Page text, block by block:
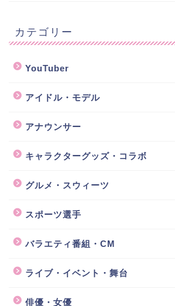
カテゴリー
YouTuber
アイドル・モデル
アナウンサー
キャラクターグッズ・コラボ
グルメ・スウィーツ
スポーツ選手
バラエティ番組・CM
ライブ・イベント・舞台
俳優・女優